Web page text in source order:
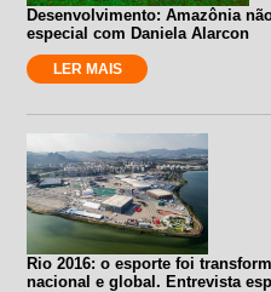
Desenvolvimento: Amazônia
especial com Daniela Alarcon
LER MAIS
Rio 2016: o esporte foi
nacional e global. Entrevista